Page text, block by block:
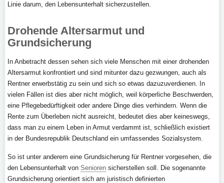
Linie darum, den Lebensunterhalt sicherzustellen.
Drohende Altersarmut und
Grundsicherung
In Anbetracht dessen sehen sich viele Menschen mit einer drohenden
Altersarmut konfrontiert und sind mitunter dazu gezwungen, auch als
Rentner erwerbstätig zu sein und sich so etwas dazuzuverdienen. In
vielen Fällen ist dies aber nicht möglich, weil körperliche Beschwerden,
eine Pflegebedürftigkeit oder andere Dinge dies verhindern. Wenn die
Rente zum Überleben nicht ausreicht, bedeutet dies aber keineswegs,
dass man zu einem Leben in Armut verdammt ist, schließlich existiert
in der Bundesrepublik Deutschland ein umfassendes Sozialsystem.
So ist unter anderem eine Grundsicherung für Rentner vorgesehen, die
den Lebensunterhalt von Senioren sicherstellen soll. Die sogenannte
Grundsicherung orientiert sich am juristisch definierten